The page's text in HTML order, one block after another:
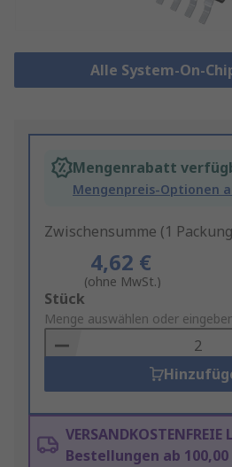
Alle System-On-
Mengenrabatt
Mengenpreis-Optionen
Zwischensumme (1
4,62 €
(ohne MwSt.)
Add
to
Basket
Stück
Menge auswählen oder
Bestellungen ab 100,00